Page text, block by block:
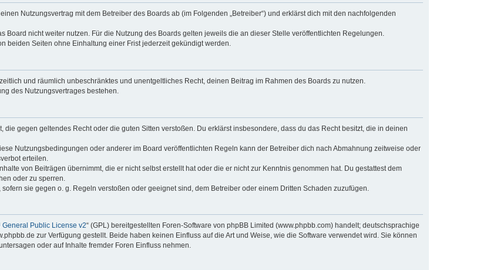
Nutzungsvertrag mit dem Betreiber des Boards ab (im Folgenden „Betreiber“) und erklärst dich mit den nachfolgenden
Board nicht weiter nutzen. Für die Nutzung des Boards gelten jeweils die an dieser Stelle veröffentlichten Regelungen.
beiden Seiten ohne Einhaltung einer Frist jederzeit gekündigt werden.
und räumlich unbeschränktes und unentgeltliches Recht, deinen Beitrag im Rahmen des Boards zu nutzen.
des Nutzungsvertrages bestehen.
gegen geltendes Recht oder die guten Sitten verstoßen. Du erklärst insbesondere, dass du das Recht besitzt, die in deinen
Nutzungsbedingungen oder anderer im Board veröffentlichten Regeln kann der Betreiber dich nach Abmahnung zeitweise oder
erteilen.
von Beiträgen übernimmt, die er nicht selbst erstellt hat oder die er nicht zur Kenntnis genommen hat. Du gestattest dem
oder zu sperren.
sie gegen o. g. Regeln verstoßen oder geeignet sind, dem Betreiber oder einem Dritten Schaden zuzufügen.
General Public License v2“ (GPL) bereitgestellten Foren-Software von phpBB Limited (www.phpbb.com) handelt; deutschsprachige
zur Verfügung gestellt. Beide haben keinen Einfluss auf die Art und Weise, wie die Software verwendet wird. Sie können
oder auf Inhalte fremder Foren Einfluss nehmen.